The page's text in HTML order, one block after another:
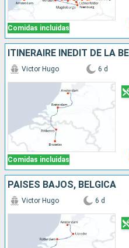
Comidas incluidas
Comidas incluidas
Victor Hugo 6 d
PAISES BAJOS, BÉLGICA
Victor Hugo 6 d